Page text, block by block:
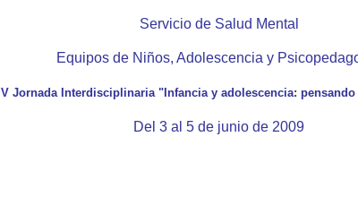
Servicio de Salud Mental
Equipos de Niños, Adolescencia y
IV Jornada Interdisciplinaria "Infancia y adolescencia:
Del 3 al 5 de junio de 2009